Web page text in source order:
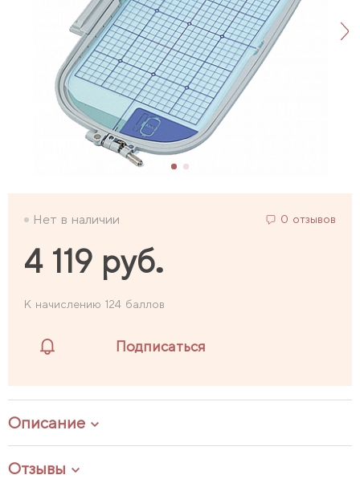
Нет в наличии 0 отзывов
4 119 руб.
К начислению 124 баллов
Подписаться
Описание
Отзывы